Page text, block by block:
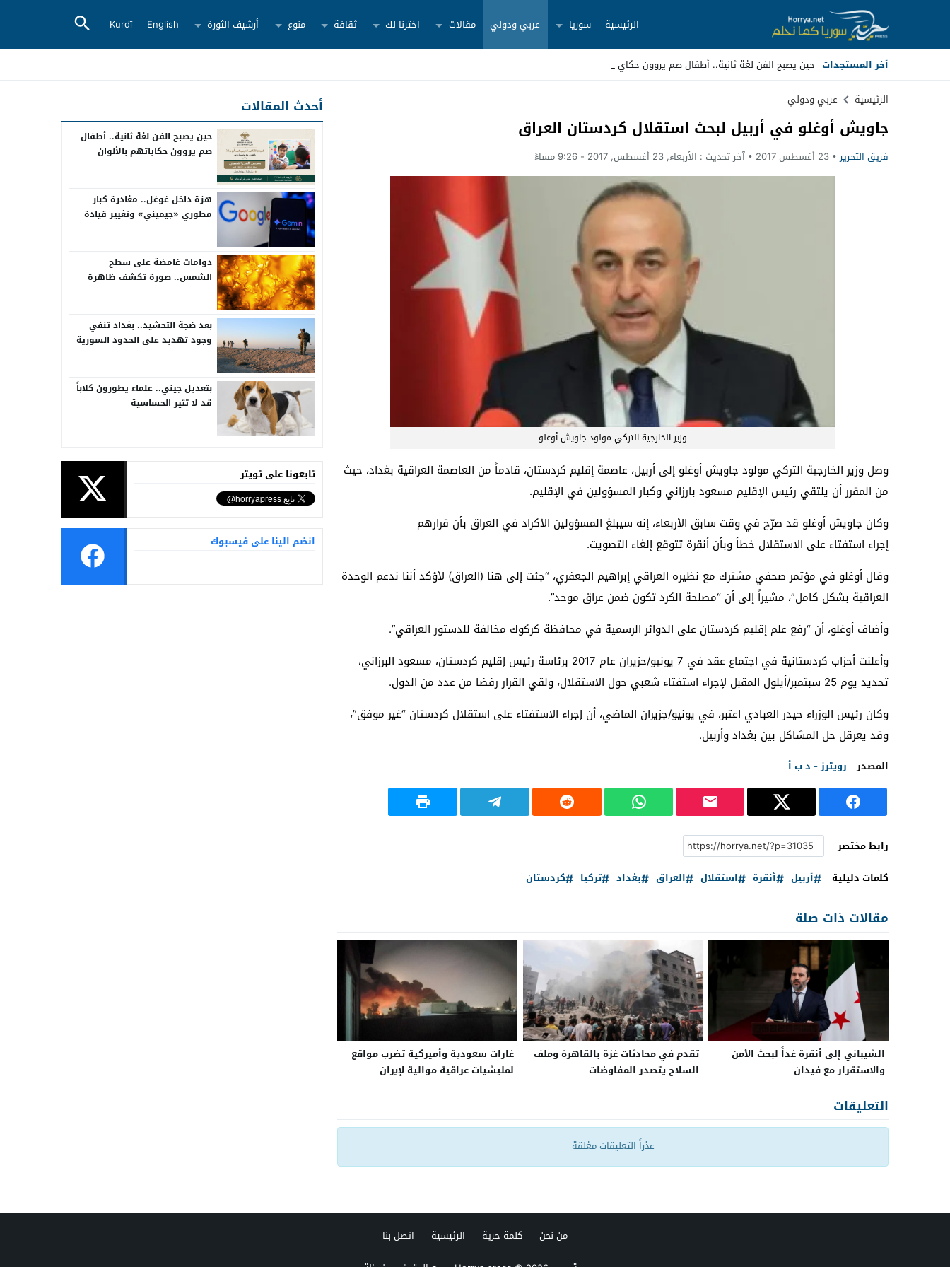
الرئيسية سوريا عربي ودولي مقالات اخترنا لك ثقافة منوع أرشيف الثورة English
Kurdî
أخر المستجدات حين يصبح الفن لغة ثانية.. أطفال صم يروون حكاياتهم ب _
Stop
Previous
Next
الرئيسية عربي ودولي
جاويش أوغلو في أربيل لبحث استقلال كردستان العراق
فريق التحرير 23 أغسطس 2017 آخر تحديث : الأربعاء, 23 أغسطس, 2017 - 9:26 مساءً
وزير الخارجية التركي مولود جاويش أوغلو
وصل وزير الخارجية التركي مولود جاويش أوغلو إلى أربيل، عاصمة إقليم كردستان، قادماً من العاصمة العراقية بغداد، حيث
من المقرر أن يلتقي رئيس الإقليم مسعود بارزاني وكبار المسؤولين في الإقليم.
وكان جاويش أوغلو قد صرّح في وقت سابق الأربعاء، إنه سيبلغ المسؤولين الأكراد في العراق بأن قرارهم
إجراء استفتاء على الاستقلال خطأ وبأن أنقرة تتوقع إلغاء التصويت.
وقال أوغلو في مؤتمر صحفي مشترك مع نظيره العراقي إبراهيم الجعفري، “جئت إلى هنا (العراق) لأؤكد أننا ندعم الوحدة
العراقية بشكل كامل”، مشيراً إلى أن “مصلحة الكرد تكون ضمن عراق موحد”.
وأضاف أوغلو، أن “رفع علم إقليم كردستان على الدوائر الرسمية في محافظة كركوك مخالفة للدستور العراقي”.
وأعلنت أحزاب كردستانية في اجتماع عقد في 7 يونيو/حزيران عام 2017 برئاسة رئيس إقليم كردستان، مسعود البرزاني،
تحديد يوم 25 سبتمبر/أيلول المقبل لإجراء استفتاء شعبي حول الاستقلال، ولقي القرار رفضا من عدد من الدول.
وكان رئيس الوزراء حيدر العبادي اعتبر، في يونيو/جزيران الماضي، أن إجراء الاستفتاء على استقلال كردستان “غير موفق”،
وقد يعرقل حل المشاكل بين بغداد وأربيل.
المصدر رويترز - د ب أ
رابط مختصر
كلمات دليلية
أربيل أنقرة استقلال العراق بغداد تركيا كردستان
مقالات ذات صلة
الشيباني إلى أنقرة غداً لبحث الأمن
والاستقرار مع فيدان
تقدم في محادثات غزة بالقاهرة وملف
السلاح يتصدر المفاوضات
غارات سعودية وأميركية تضرب مواقع
لمليشيات عراقية موالية لإيران
التعليقات
عذراً التعليقات مغلقة
أحدث المقالات
حين يصبح الفن لغة ثانية.. أطفال
صم يروون حكاياتهم بالألوان
هزة داخل غوغل.. مغادرة كبار
مطوري «جيميني» وتغيير قيادة
دوامات غامضة على سطح
الشمس.. صورة تكشف ظاهرة
بعد ضجة التحشيد.. بغداد تنفي
وجود تهديد على الحدود السورية
بتعديل جيني.. علماء يطورون كلاباً
قد لا تثير الحساسية
انضم الينا على فيسبوك
تابعونا على تويتر
من نحن كلمة حرية الرئيسية
اتصل بنا